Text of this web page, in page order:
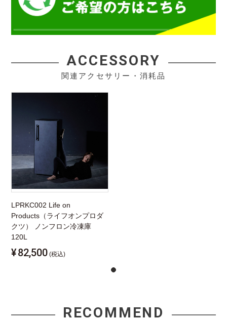
ACCESSORY
関連アクセサリー・消耗品
LPRKC002 Life on
Products（ライフオンプロダ
クツ） ノンフロン冷凍庫
120L
¥82,500 (税込)
RECOMMEND